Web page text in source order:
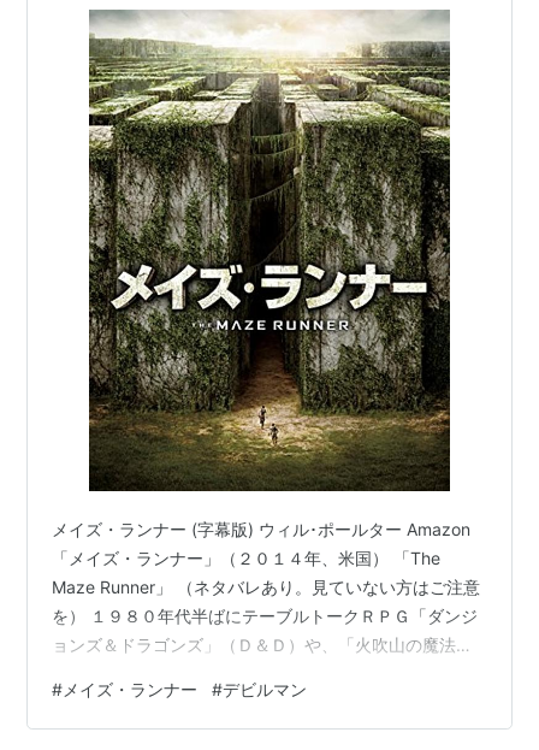
撮影：エンリケ・シャディアック
編集：ダン・ジマーマン
音楽：ジョン・パエザーノ
キャスト
ディラン・オブライエン
ウィル・ポールター
カヤ・スコデラーリオ
トーマス・ブローディ・サングスター
パトリシア・クラークソン
高い壁に囲まれた巨大な迷路は、朝になると扉が
迷路はその構造を変化させ、二度と同じ道順は出
現しない−。
迷路に囲まれたエリアには、月に一度、生活物資
とともに新しい「ランナー」が送り込まれてく
い出すランナーたちは、コミュニティを形成。選
ばれた数名が迷路の構造を調べ、この地からの脱
力技 （名作考察）
メイズ・ランナー (字幕版) ウィル･ポールター Amazon
「メイズ・ランナー」（２０１４年、米国） 「The
Maze Runner」 （ネタバレあり。見ていない方はご注意
を） １９８０年代半ばにテーブルトークＲＰＧ「ダンジ
ョンズ＆ドラゴンズ」（Ｄ＆Ｄ）や、「火吹山の魔法使
た世代としては、わくわくした。 怪物がいる迷路の探索
という設定に。 「ダンジョンズ＆ドラゴンズ」のベーシ
# メイズ・ランナー #デビルマン